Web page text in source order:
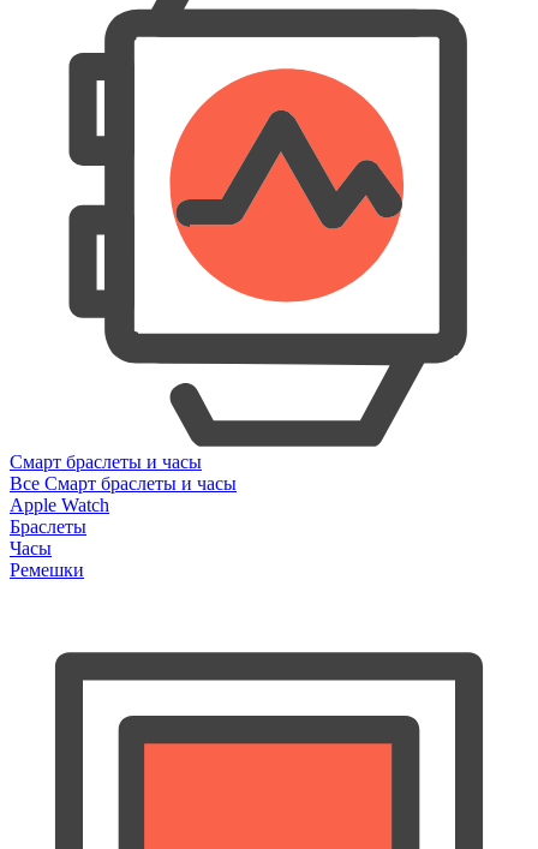
Смарт браслеты и часы
Все Смарт браслеты и часы
Apple Watch
Браслеты
Часы
Ремешки